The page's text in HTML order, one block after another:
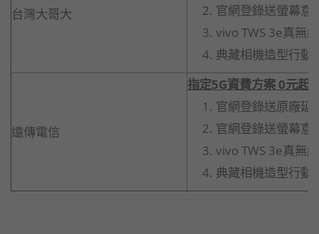
台灣大哥大
官網登錄送螢幕意
vivo TWS 3e真無
典藏相機造型行動
遠傳電信
指定5G資費方案 0元起
官網登錄送原廠延
官網登錄送螢幕意
vivo TWS 3e真無
典藏相機造型行動